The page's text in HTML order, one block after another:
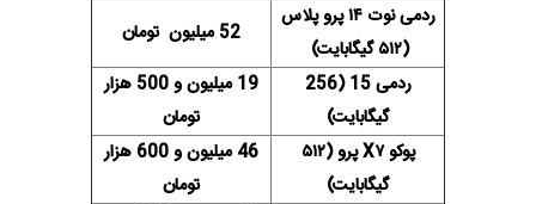
ردمی نوت ۱۴ پرو پلاس
(۵۱۲ گیگابایت)
52 میلیون تومان
ردمی 15 (256
گیگابایت)
19 میلیون و 500 هزار
تومان
پوکو X۷ پرو (۵۱۲
گیگابایت)
46 میلیون و 600 هزار
تومان